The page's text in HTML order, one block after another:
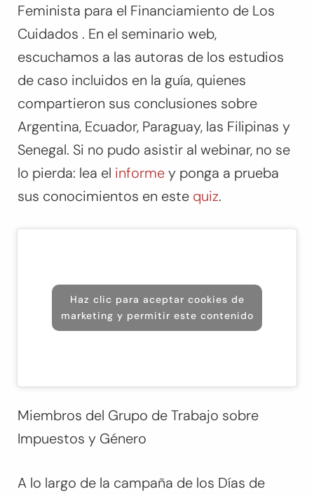
Feminista para el Financiamiento de Los
Cuidados . En el seminario web,
escuchamos a las autoras de los estudios
de caso incluidos en la guía, quienes
compartieron sus conclusiones sobre
Argentina, Ecuador, Paraguay, las Filipinas y
Senegal. Si no pudo asistir al webinar, no se
lo pierda: lea el informey ponga a prueba
sus conocimientos en este quiz.
Haz clic para aceptar cookies de
marketing y permitir este contenido
Miembros del Grupo de Trabajo sobre
Impuestos y Género
A lo largo de la campaña de los Días de